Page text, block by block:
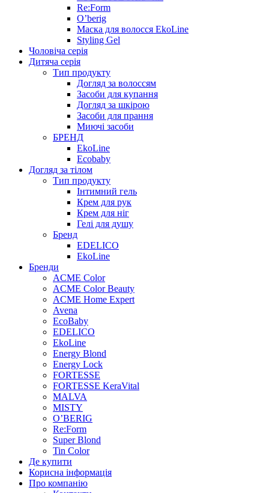
Re:Form
O’berig
Маска для волосся EkoLine
Styling Gel
Чоловіча серія
Дитяча серія
Тип продукту
Догляд за волоссям
Засоби для купання
Догляд за шкірою
Засоби для прання
Миючі засоби
БРЕНД
EkoLine
Ecobaby
Догляд за тілом
Тип продукту
Інтимний гель
Крем для рук
Крем для ніг
Гелі для душу
Бренд
EDELICO
EkoLine
Бренди
ACME Color
ACME Color Beauty
ACME Home Expert
Avena
EcoBaby
EDELICO
EkoLine
Energy Blond
Energy Lock
FORTESSE
FORTESSE KeraVital
MALVA
MISTY
O’BERIG
Re:Form
Super Blond
Tin Color
Де купити
Корисна інформація
Про компанію